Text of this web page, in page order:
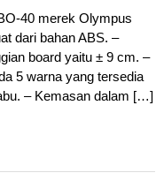
40 merek Olympus
dari bahan ABS. –
board yaitu ± 9 cm. –
5 warna yang tersedia
– Kemasan dalam […]